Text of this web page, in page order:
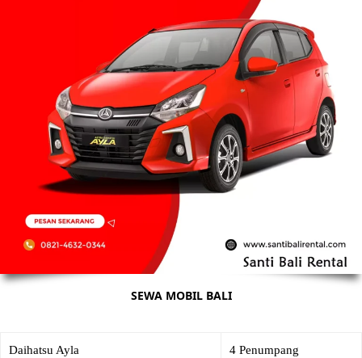
SEWA MOBIL BALI
Daihatsu Ayla 4 Penumpang